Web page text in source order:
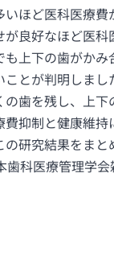
いほど医科医療
が良好なほど医
も上下の歯がか
ことが判明しま
の歯を残し、上
費抑制と健康維持
の研究結果をま
歯科医療管理学